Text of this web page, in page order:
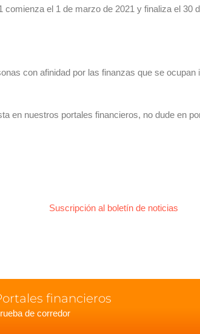
comienza el 1 de marzo de 2021 y finaliza el 30
con afinidad por las finanzas que se
en nuestros portales financieros, no dude en
Suscripción al boletín de noticias
financieros
de corredor